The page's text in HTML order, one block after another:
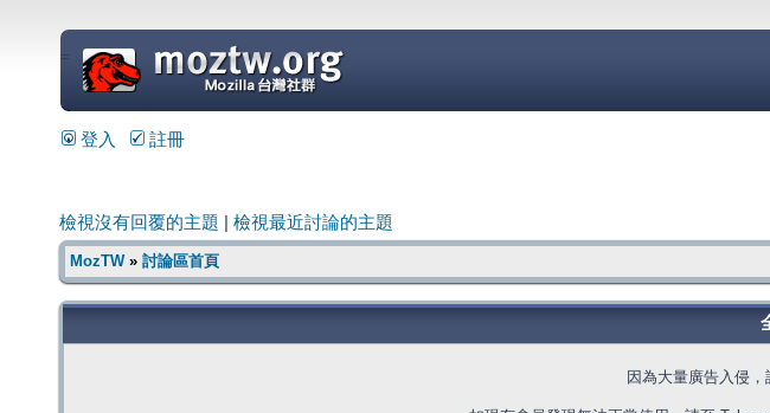
=
登入 註冊
檢視沒有回覆的主題 檢視最近討論的主題
MozTW» 討論區首頁
因為大量廣告入侵，